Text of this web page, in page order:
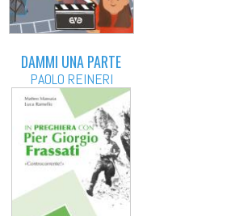
DAMMI UNA PARTE
PAOLO REINERI